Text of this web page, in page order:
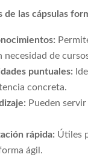
las cápsulas
necesidad de
puntuales:
concreta.
Pueden
rápida: Útiles
ágil.